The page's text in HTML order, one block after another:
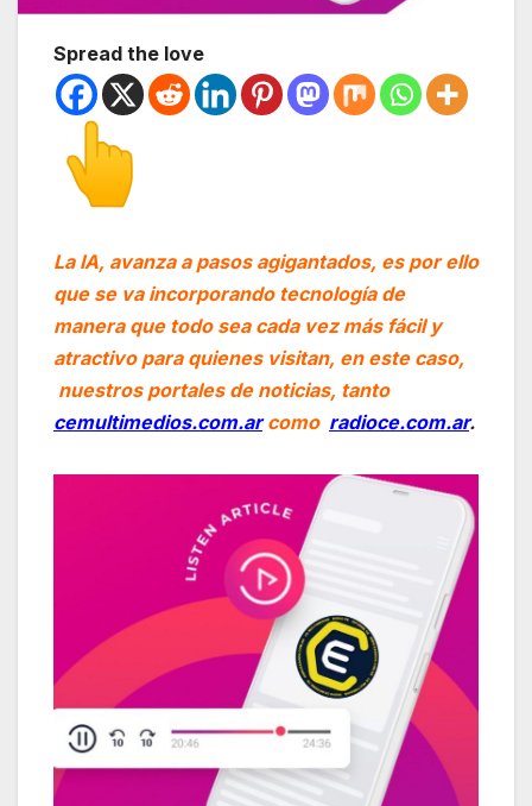
Spread the love
La IA, avanza a pasos agigantados, es por ello
que se va incorporando tecnología de
manera que todo sea cada vez más fácil y
atractivo para quienes visitan, en este caso,
nuestros portales de noticias, tanto
cemultimedios.com.ar como radioce.com.ar.